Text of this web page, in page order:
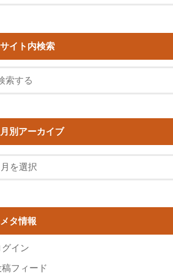
サイト内検索
月別アーカイブ
メタ情報
グイン
稿フィード